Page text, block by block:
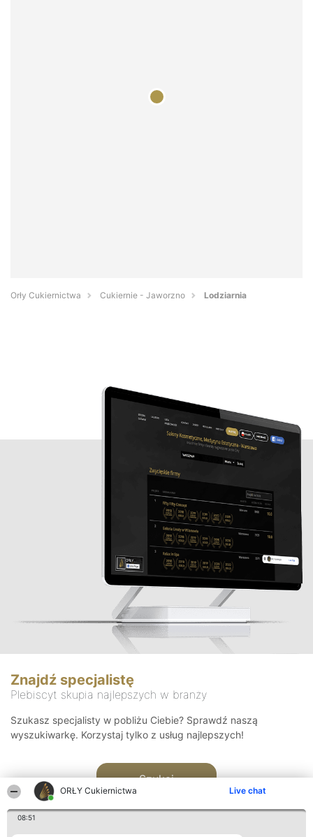
ORŁY Cukiernictwa Live chat
08:51
Orły Cukiernictwa Cukiernie - Jaworzno Lodziarnia
Znajdź specjalistę
Plebiscyt skupia najlepszych w branży
Szukasz specjalisty w pobliżu Ciebie? Sprawdź naszą
wyszukiwarkę. Korzystaj tylko z usług najlepszych!
Szukaj